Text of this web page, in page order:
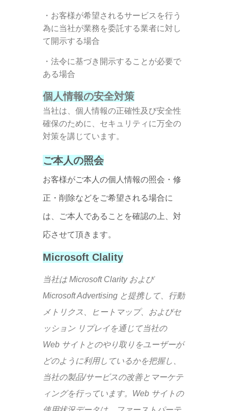
・お客様が希望されるサービスを行う
為に当社が業務を委託する業者に対し
て開示する場合
・法令に基づき開示することが必要で
ある場合
個人情報の安全対策
当社は、個人情報の正確性及び安全性
確保のために、セキュリティに万全の
対策を講じています。
ご本人の照会
お客様がご本人の個人情報の照会・修
正・削除などをご希望される場合に
は、ご本人であることを確認の上、対
応させて頂きます。
Microsoft Clality
当社は Microsoft Clarity および
Microsoft Advertising と提携して、行動
メトリクス、ヒートマップ、およびセ
ッション リプレイを通じて当社の
Web サイトとのやり取りをユーザーが
どのように利用しているかを把握し、
当社の製品/サービスの改善とマーケテ
ィングを行っています。Web サイトの